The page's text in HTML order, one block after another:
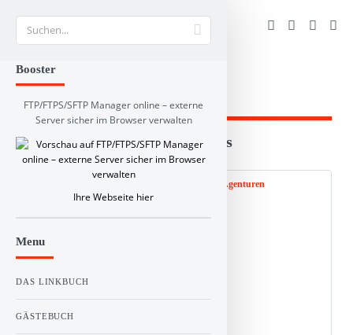
Branchen und RSS-Verzeichnis
Web Info Schlagworte Kommentare RSS Feed:
Titel :Marketing-Wissen, Trends & Agenturen
Booster
FTP/FTPS/SFTP Manager online – externe
Server sicher im Browser verwalten
Ihre Webseite hier
Menu
DAS LINKBUCH
GÄSTEBUCH